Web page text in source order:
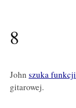
8
John szuka funkcji
gitarowej.